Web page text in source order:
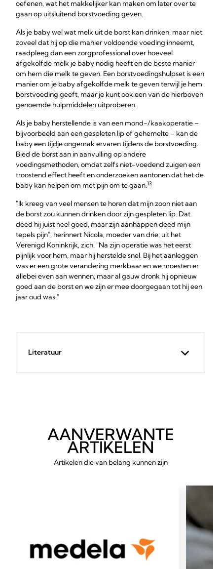
oefenen, wat het makkelijker kan maken om later over te
gaan op uitsluitend borstvoeding geven.
Als je baby wel wat melk uit de borst kan drinken, maar niet
zoveel dat hij op die manier voldoende voeding inneemt,
raadpleeg dan een zorgprofessional over hoeveel
afgekolfde melk je baby nodig heeft en de beste manier
om hem die melk te geven. Een borstvoedingshulpset is een
manier om je baby afgekolfde melk te geven terwijl je hem
borstvoeding geeft, maar je kunt ook een van de hierboven
genoemde hulpmiddelen uitproberen.
Als je baby herstellende is van een mond-/kaakoperatie –
bijvoorbeeld aan een gespleten lip of gehemelte – kan de
baby een tijdje ongemak ervaren tijdens de borstvoeding.
Bied de borst aan in aanvulling op andere
voedingsmethoden, omdat zelfs niet-voedend zuigen een
troostend effect heeft en onderzoeken aantonen dat het de
baby kan helpen om met pijn om te gaan.13
"Ik kreeg van veel mensen te horen dat mijn zoon niet aan
de borst zou kunnen drinken door zijn gespleten lip. Dat
deed hij juist heel goed, maar zijn aanhappen deed mijn
tepels pijn", herinnert Nicola, moeder van drie, uit het
Verenigd Koninkrijk, zich. "Na zijn operatie was het eerst
pijnlijk voor hem, maar hij herstelde snel. Bij het aanleggen
was er een grote verandering merkbaar en we moesten er
allebei even aan wennen, maar al gauw dronk hij opnieuw
goed aan de borst en we zijn er mee doorgegaan tot hij een
jaar oud was."
Literatuur
AANVERWANTE
ARTIKELEN
Artikelen die van belang kunnen zijn